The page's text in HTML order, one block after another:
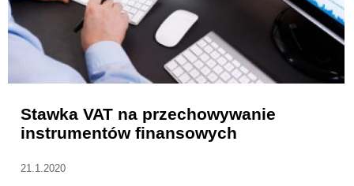
ZMIANY W PRAWIE
WZORY DOKUMENTÓW
FORUM PRAWNE
Stawka VAT na przechowywanie
instrumentów finansowych
21.1.2020